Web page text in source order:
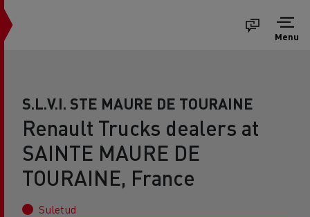
Menu
S.L.V.I. STE MAURE DE TOURAINE
Renault Trucks dealers at
SAINTE MAURE DE
TOURAINE, France
Suletud